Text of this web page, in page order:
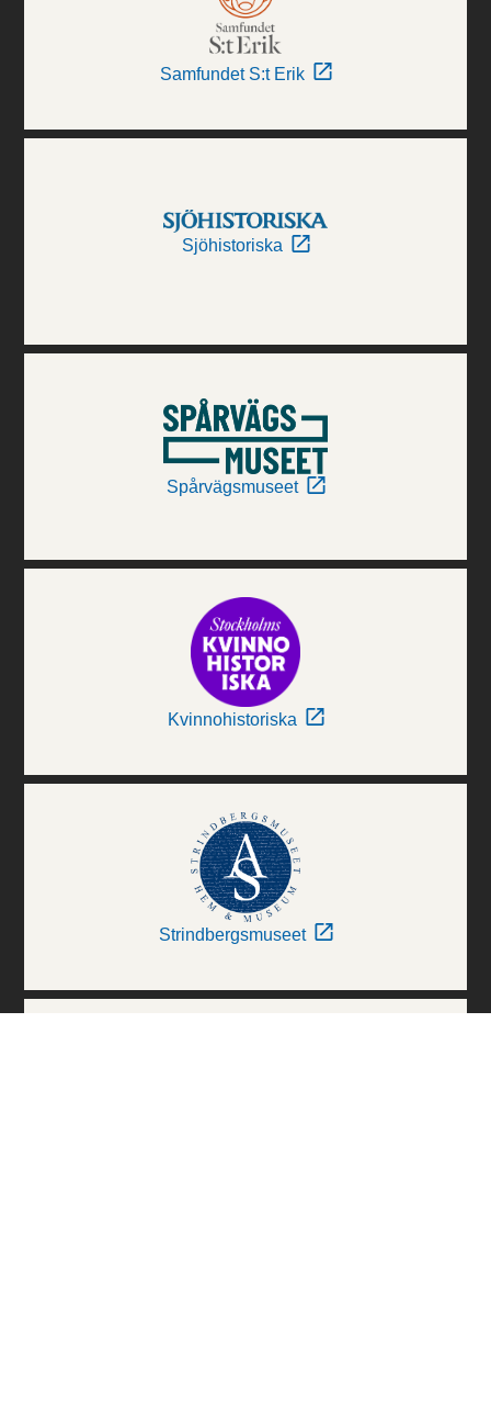
Samfundet S:t Erik
Sjöhistoriska
Spårvägsmuseet
Kvinnohistoriska
Strindbergsmuseet